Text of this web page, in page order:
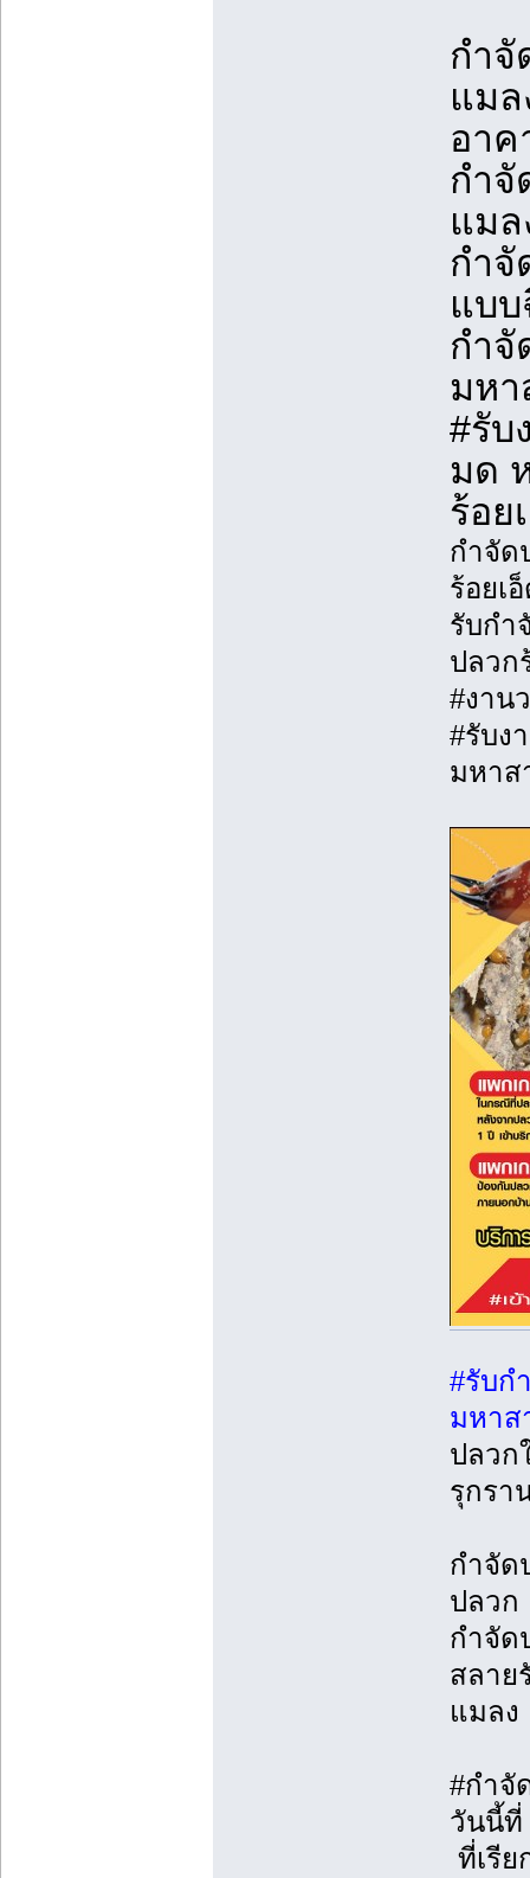
กำจั
แมล
อาค
กำ
แมล
กำจั
แบ
กำ
มหา
#รับ
มด
ร้อย
กำจัด
ร้อยเ
รับกำ
ปลวก
#งาน
#รับง
มหาส
#รับก
มหาส
ปลวก
รุกรา
กำจัด
ปลวก
กำจัด
สลาย
แมลง
#กำจั
วันนี้ที่
ที่เรี